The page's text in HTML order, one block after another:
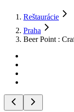
Reštaurácie
Praha
Beer Point :